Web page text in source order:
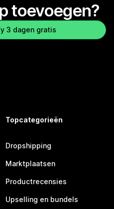
toevoegen?
3 dagen gratis
Topcategorieën
Dropshipping
Marktplaatsen
Productrecensies
Upselling en bundels